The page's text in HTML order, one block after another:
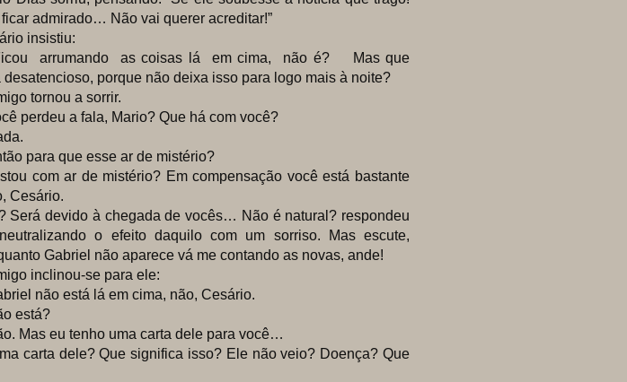
admirado… Não vai querer acreditar!”
insistiu:
arrumando as coisas lá em cima, não é? Mas que
desatencioso, porque não deixa isso para logo mais à noite?
tornou a sorrir.
a fala, Mario? Que há com você?
para que esse ar de mistério?
ar de mistério? Em compensação você está bastante
Cesário.
devido à chegada de vocês… Não é natural? respondeu
o efeito daquilo com um sorriso. Mas escute,
Gabriel não aparece vá me contando as novas, ande!
inclinou-se para ele:
não está lá em cima, não, Cesário.
eu tenho uma carta dele para você…
dele? Que significa isso? Ele não veio? Doença? Que